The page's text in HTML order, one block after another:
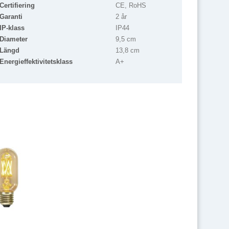
Certifiering
CE, RoHS
Garanti
2 år
IP-klass
IP44
Diameter
9,5 cm
Längd
13,8 cm
Energieffektivitetsklass
A+